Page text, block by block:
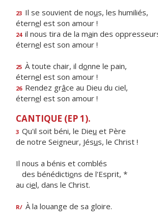
23 Il se souvient de nous, les humiliés,
éternel est son amour !
24 il nous tira de la main des
éternel est son amour !
25 À toute chair, il donne le pain,
éternel est son amour !
26 Rendez grâce au Dieu du ciel,
éternel est son amour !
CANTIQUE (EP 1).
3 Qu'il soit béni, le Dieu et Père
de notre Seigneur, Jésus, le Christ !
Il nous a bénis et comblés
des bénédictions de l'Esprit, *
au ciel, dans le Christ.
R/ À la louange de sa gloire.